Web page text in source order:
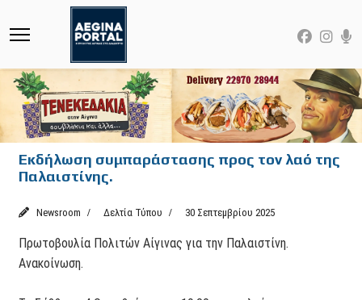
Εκδήλωση συμπαράστασης προς τον λαό της
Παλαιστίνης.
Newsroom Δελτία Τύπου 30 Σεπτεμβρίου 2025
Πρωτοβουλία Πολιτών Αίγινας για την Παλαιστίνη.
Ανακοίνωση.